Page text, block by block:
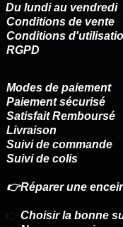
Du lundi au vendredi
Conditions de vente
Conditions
RGPD
Modes de paiement
Paiement sécurisé
Satisfait Remboursé
Livraison
Suivi de commande
Suivi de colis
👉Réparer une
👉 Choisir la bonne